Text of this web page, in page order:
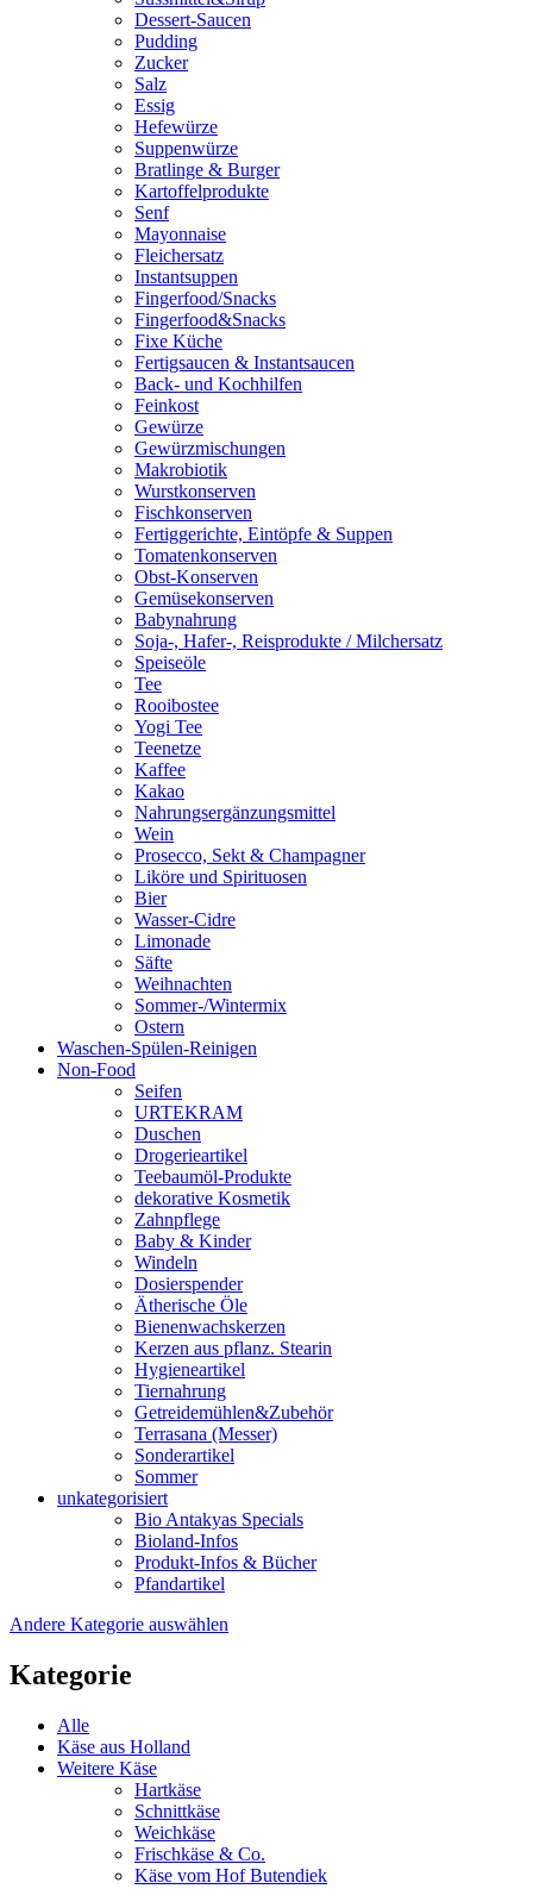
Dessert-Saucen
Pudding
Zucker
Salz
Essig
Hefewürze
Suppenwürze
Bratlinge & Burger
Kartoffelprodukte
Senf
Mayonnaise
Fleichersatz
Instantsuppen
Fingerfood/Snacks
Fingerfood&Snacks
Fixe Küche
Fertigsaucen & Instantsaucen
Back- und Kochhilfen
Feinkost
Gewürze
Gewürzmischungen
Makrobiotik
Wurstkonserven
Fischkonserven
Fertiggerichte, Eintöpfe & Suppen
Tomatenkonserven
Obst-Konserven
Gemüsekonserven
Babynahrung
Soja-, Hafer-, Reisprodukte / Milchersatz
Speiseöle
Tee
Rooibostee
Yogi Tee
Teenetze
Kaffee
Kakao
Nahrungsergänzungsmittel
Wein
Prosecco, Sekt & Champagner
Liköre und Spirituosen
Bier
Wasser-Cidre
Limonade
Säfte
Weihnachten
Sommer-/Wintermix
Ostern
Waschen-Spülen-Reinigen
Non-Food
Seifen
URTEKRAM
Duschen
Drogerieartikel
Teebaumöl-Produkte
dekorative Kosmetik
Zahnpflege
Baby & Kinder
Windeln
Dosierspender
Ätherische Öle
Bienenwachskerzen
Kerzen aus pflanz. Stearin
Hygieneartikel
Tiernahrung
Getreidemühlen&Zubehör
Terrasana (Messer)
Sonderartikel
Sommer
unkategorisiert
Bio Antakyas Specials
Bioland-Infos
Produkt-Infos & Bücher
Pfandartikel
Andere Kategorie auswählen
Kategorie
Alle
Käse aus Holland
Weitere Käse
Hartkäse
Schnittkäse
Weichkäse
Frischkäse & Co.
Käse vom Hof Butendiek